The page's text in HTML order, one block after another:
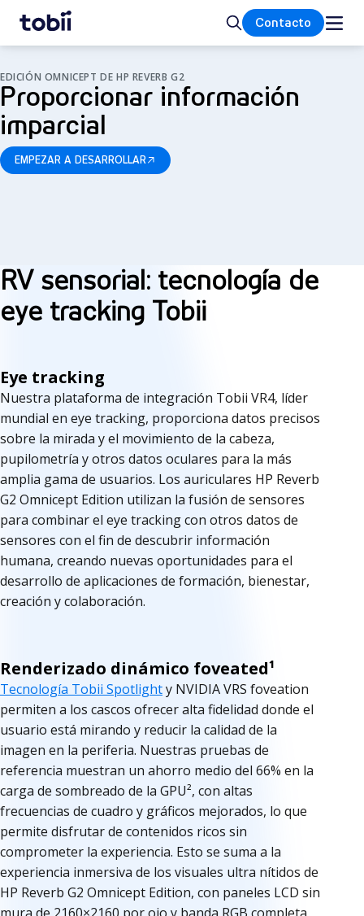
Inicio BuscarContacto
EDICIÓN OMNICEPT DE HP REVERB G2
Proporcionar información
imparcial
EMPEZAR A DESARROLLAR
RV sensorial: tecnología de
eye tracking Tobii
Eye tracking
Nuestra plataforma de integración Tobii VR4, líder
mundial en eye tracking, proporciona datos precisos
sobre la mirada y el movimiento de la cabeza,
pupilometría y otros datos oculares para la más
amplia gama de usuarios. Los auriculares HP Reverb
G2 Omnicept Edition utilizan la fusión de sensores
para combinar el eye tracking con otros datos de
sensores con el fin de descubrir información
humana, creando nuevas oportunidades para el
desarrollo de aplicaciones de formación, bienestar,
creación y colaboración.
Renderizado dinámico foveated¹
Tecnología Tobii Spotlighty NVIDIA VRS foveation
permiten a los cascos ofrecer alta fidelidad donde el
usuario está mirando y reducir la calidad de la
imagen en la periferia. Nuestras pruebas de
referencia muestran un ahorro medio del 66% en la
carga de sombreado de la GPU², con altas
frecuencias de cuadro y gráficos mejorados, lo que
permite disfrutar de contenidos ricos sin
comprometer la experiencia. Esto se suma a la
experiencia inmersiva de los visuales ultra nítidos de
HP Reverb G2 Omnicept Edition, con paneles LCD sin
mura de 2160×2160 por ojo y banda RGB completa.